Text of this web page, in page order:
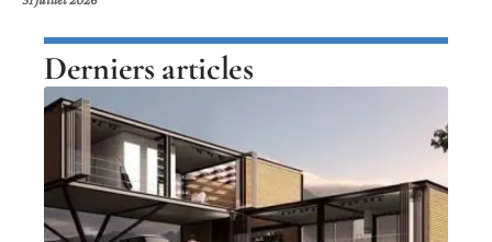
Derniers articles